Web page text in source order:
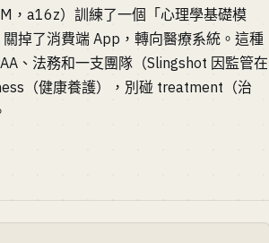
，a16z）訓練了一個「心理學基礎模
掉了消費端 App，轉向醫療系統。這種
、法務和一支團隊（Slingshot 因監管在
（健康養護），別碰 treatment（治